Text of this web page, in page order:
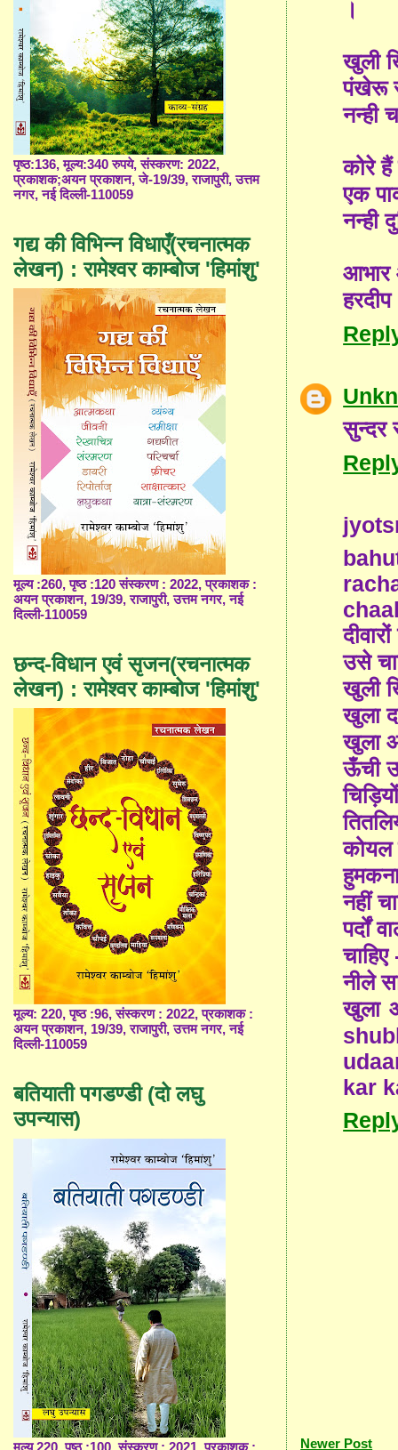
।
खुली
पंखेरू
नन्ही
कोरे हैं
एक
नन्ही
आभार
हरदीप
सुन्दर
उसे
खुली
खुला
खुला
ऊँची
कोयल
नहीं
पर्दों
चाहिए
नीले
खुला
kar
Newer Post
पृष्ठ:136, मूल्य:340 रुपये, संस्करण: 2022,
प्रकाशक;अयन प्रकाशन, जे-19/39, राजापुरी, उत्तम
नगर, नई दिल्ली-110059
गद्य की विभिन्न विधाएँ(रचनात्मक
लेखन) : रामेश्वर काम्बोज 'हिमांशु'
मूल्य :260, पृष्ठ :120 संस्करण : 2022, प्रकाशक :
अयन प्रकाशन, 19/39, राजापुरी, उत्तम नगर, नई
दिल्ली-110059
छन्द-विधान एवं सृजन(रचनात्मक
लेखन) : रामेश्वर काम्बोज 'हिमांशु'
मूल्य: 220, पृष्ठ :96, संस्करण : 2022, प्रकाशक :
अयन प्रकाशन, 19/39, राजापुरी, उत्तम नगर, नई
दिल्ली-110059
बतियाती पगडण्डी (दो लघु
उपन्यास)